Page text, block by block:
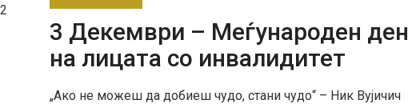
3 Декември – Меѓународен ден
на лицата со инвалидитет
„Ако не можеш да добиеш чудо, стани чудо“ – Ник Вујичич